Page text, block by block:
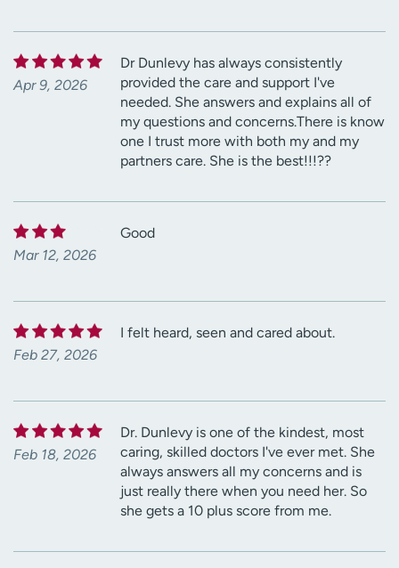
Apr 9, 2026
Dr Dunlevy has always consistently
provided the care and support I've
needed. She answers and explains all of
my questions and concerns.There is know
one I trust more with both my and my
partners care. She is the best!!!??
Mar 12, 2026
Good
Feb 27, 2026
I felt heard, seen and cared about.
Feb 18, 2026
Dr. Dunlevy is one of the kindest, most
caring, skilled doctors I've ever met. She
always answers all my concerns and is
just really there when you need her. So
she gets a 10 plus score from me.